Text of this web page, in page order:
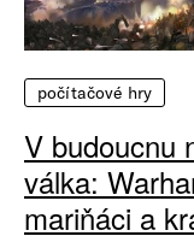
počítačové hry
V budoucnu
válka:
mariňáci a